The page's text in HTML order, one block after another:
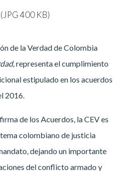
de la Verdad de Colombia
representa el cumplimiento
estipulado en los acuerdos
2016.
de los Acuerdos, la CEV es
colombiano de justicia
dejando un importante
del conflicto armado y
(JPG 400 KB)